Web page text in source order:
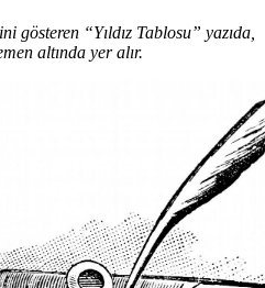
gösteren “Yıldız Tablosu” yazıda,
altında yer alır.